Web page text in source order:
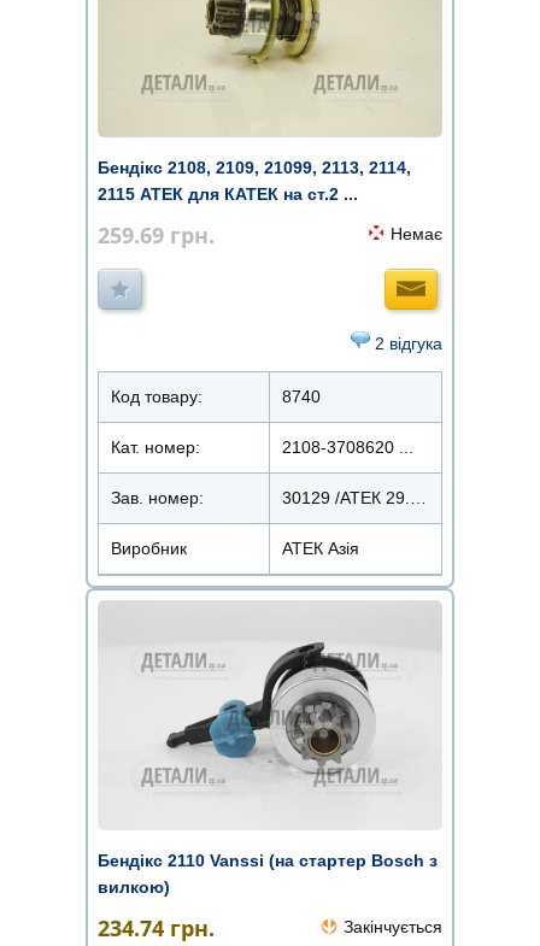
Бендікс 2108, 2109, 21099, 2113, 2114,
2115 АТЕК для КАТЕК на ст.2 ...
259.69 грн. Немає
2 відгука
Код товару: 8740
Кат. номер: 2108-3708620 ...
Зав. номер:
Виробник АТЕК Азія
Бендікс 2110 Vanssi (на стартер Bosch з
вилкою)
234.74 грн. Закінчується